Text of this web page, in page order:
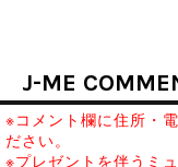
J-ME
※コメント欄に住所・
ださい。
※プレゼントを伴うミ